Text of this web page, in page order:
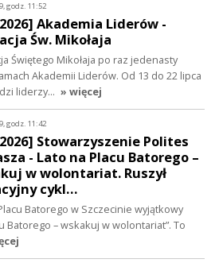
godz. 11:52
Akademia Liderów -
Św. Mikołaja
Świętego Mikołaja po raz jedenasty
Akademii Liderów. Od 13 do 22 lipca
liderzy… » więcej
godz. 11:42
Stowarzyszenie Polites
- Lato na Placu Batorego –
w wolontariat. Ruszył
cykl…
Batorego w Szczecinie wyjątkowy
Batorego – wskakuj w wolontariat”. To